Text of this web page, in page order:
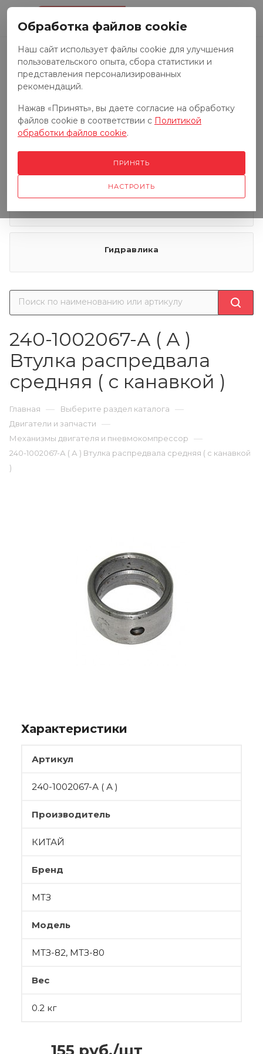
Запчасти к тракторам
Запчасти к грузовым автомобилям
Гидравлика
240-1002067-А ( А )
Втулка распредвала
средняя ( с канавкой )
Главная — Выберите раздел каталога —
Двигатели и запчасти —
Механизмы двигателя и пневмокомпрессор —
240-1002067-А ( А ) Втулка распредвала средняя ( с канавкой
)
Характеристики
Артикул
240-1002067-А ( А )
Производитель
КИТАЙ
Бренд
МТЗ
Модель
МТЗ-82, МТЗ-80
Вес
0.2 кг
Обработка файлов cookie
Наш сайт использует файлы cookie для улучшения
пользовательского опыта, сбора статистики и
представления персонализированных
рекомендаций.
Нажав «Принять», вы даете согласие на обработку
файлов cookie в соответствии с Политикой
обработки файлов cookie.
НАСТРОИТЬ
ПРИНЯТЬ